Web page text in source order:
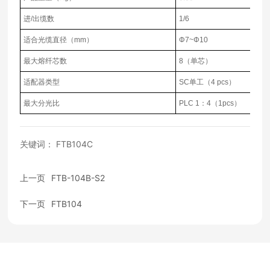
进/出缆数 1/6
适合光缆直径（mm） Φ7~Φ10
最大熔纤芯数 8 （单芯）
适配器类型 SC单工（4 pcs）
最大分光比 PLC 1 ：4 （ 1pcs）
关键词： FTB104C
上一页 FTB-104B-S2
下一页 FTB104